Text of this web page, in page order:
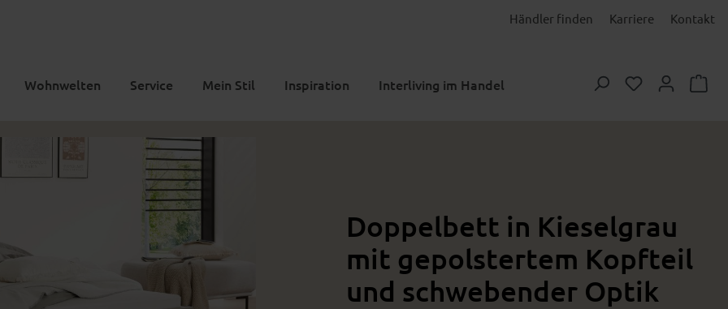
Händler finden Karriere Kontakt
Wohnwelten Service Mein Stil Inspiration Interliving im Handel Du hast 0
Doppelbett in Kieselgrau
mit gepolstertem Kopfteil
und schwebender Optik